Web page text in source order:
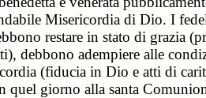
Misericordia di Dio. I
restare in stato di grazia
debbono adempiere alle
(fiducia in Dio e atti di
quel giorno alla santa